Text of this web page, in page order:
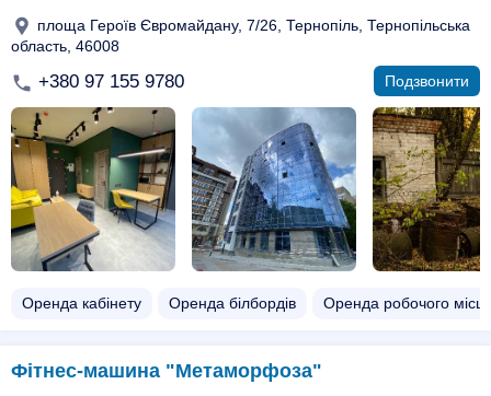
площа Героїв Євромайдану, 7/26, Тернопіль, Тернопільська
область, 46008
+380 97 155 9780 Подзвонити
Оренда кабінету Оренда білбордів Оренда робочого
Фітнес-машина "Метаморфоза"